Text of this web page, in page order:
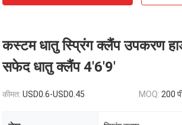
कस्टम धातु स्प्रिंग क्लैंप उपकरण
सफेद धातु क्लैंप 4'6'9'
कीमत: USD0.6-USD0.45 MOQ: 200